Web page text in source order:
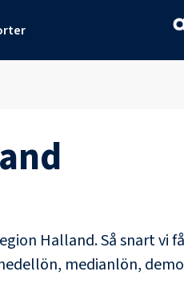
Halland. Så snart vi
medianlön,